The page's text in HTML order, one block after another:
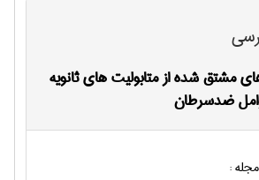
مشتق شده از متابولیت های ثانویه
ضدسرطان
: